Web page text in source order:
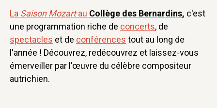
La Saison Mozartau Collège des Bernardins, c'est
une programmation riche de concerts, de
spectacles et de conférences tout au long de
l'année ! Découvrez, redécouvrez et laissez-vous
émerveiller par l'œuvre du célèbre compositeur
autrichien.